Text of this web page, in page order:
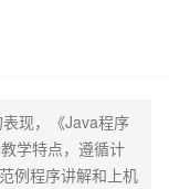
现，《Java程序
学特点，遵循计
例程序讲解和上机